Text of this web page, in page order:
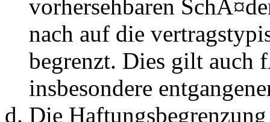
vorhersehbaren
nach auf die
begrenzt. Dies gilt auch
insbesondere
Die